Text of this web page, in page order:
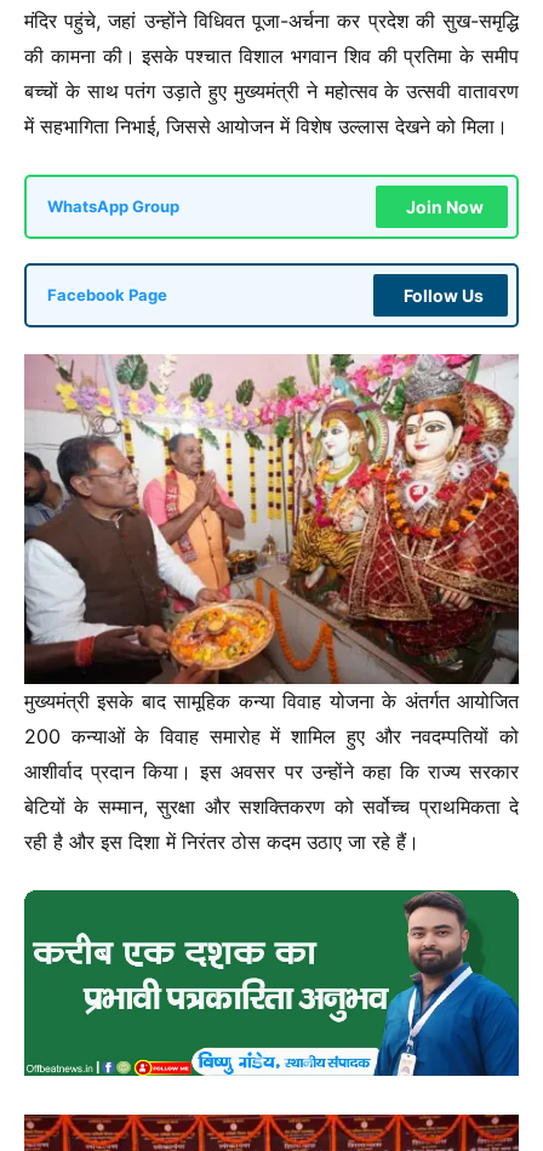
मंदिर पहुंचे, जहां उन्होंने विधिवत पूजा-अर्चना कर प्रदेश की सुख-समृद्धि
की कामना की। इसके पश्चात विशाल भगवान शिव की प्रतिमा के समीप
बच्चों के साथ पतंग उड़ाते हुए मुख्यमंत्री ने महोत्सव के उत्सवी वातावरण
में सहभागिता निभाई, जिससे आयोजन में विशेष उल्लास देखने को मिला।
WhatsApp Group Join Now
Facebook Page Follow Us
मुख्यमंत्री इसके बाद सामूहिक कन्या विवाह योजना के अंतर्गत आयोजित
200 कन्याओं के विवाह समारोह में शामिल हुए और नवदम्पतियों को
आशीर्वाद प्रदान किया। इस अवसर पर उन्होंने कहा कि राज्य सरकार
बेटियों के सम्मान, सुरक्षा और सशक्तिकरण को सर्वोच्च प्राथमिकता दे
रही है और इस दिशा में निरंतर ठोस कदम उठाए जा रहे हैं।